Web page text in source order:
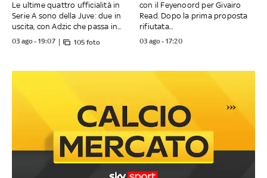
Le ultime quattro ufficialità in
Serie A sono della Juve: due in
uscita, con Adzic che passa in...
03 ago - 19:07 105 foto
con il Feyenoord per Givairo
Read. Dopo la prima proposta
rifiutata...
03 ago - 17:20